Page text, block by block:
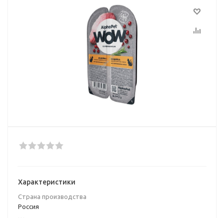
Характеристики
Страна производства
Poccия